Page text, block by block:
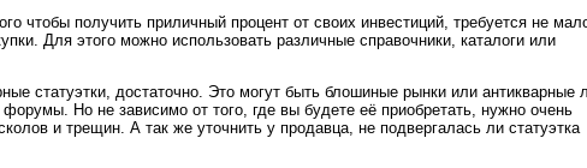
чтобы получить приличный процент от своих инвестиций, требуется не
Для этого можно использовать различные справочники, каталоги или
статуэтки, достаточно. Это могут быть блошиные рынки или антикварные
Но не зависимо от того, где вы будете её приобретать, нужно очень
и трещин. А так же уточнить у продавца, не подвергалась ли статуэтка